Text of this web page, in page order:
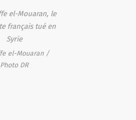
el-Mouaran /
Photo DR